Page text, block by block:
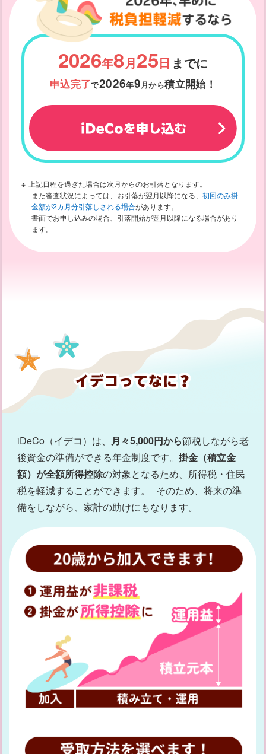
2026年8月25日 までに
申込完了で2026年9月から積立開始！
上記日程を過ぎた場合は次月からのお引落となります。
また審査状況によっては、お引落が翌月以降になる、 初回のみ掛
金額が2カ月分引落しされる場合があります。
書面でお申し込みの場合、引落開始が翌月以降になる場合があり
ます。
iDeCo（イデコ）は、 月々5,000円から節税しながら老
後資金の準備ができる年金制度です。 掛金（積立金
額）が全額所得控除の対象となるため、所得税・住民
税を軽減することができます。 そのため、将来の準
備をしながら、家計の助けにもなります。